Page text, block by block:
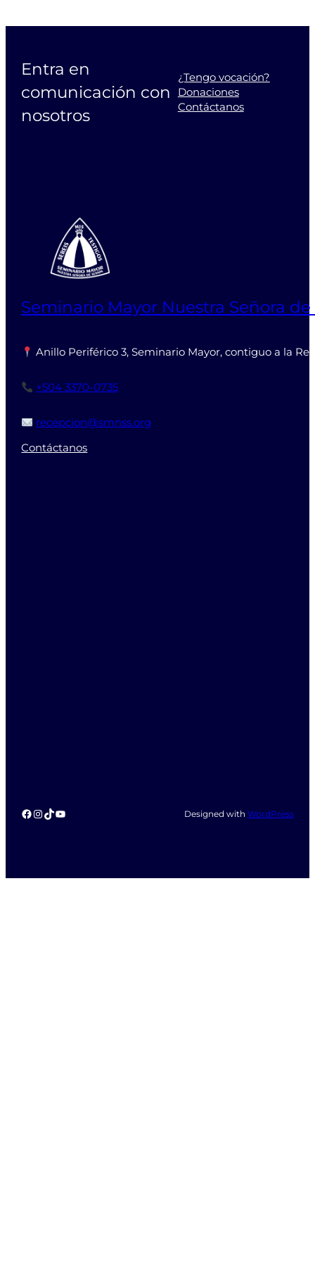
Entra en
comunicación con
nosotros
¿Tengo vocación?
Donaciones
Contáctanos
Seminario Mayor Nuestra Señora de
Anillo Periférico 3, Seminario Mayor, contiguo a la
+504 3370-0735
recepcion@smnss.org
Contáctanos
Facebook
Instagram
TikTok
YouTube Designed with WordPress